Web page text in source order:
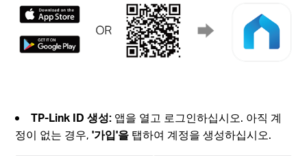
TP-Link ID 생성: 앱을 열고 로그인하십시오. 아직 계
정이 없는 경우,'가입'을 탭하여 계정을 생성하십시오.